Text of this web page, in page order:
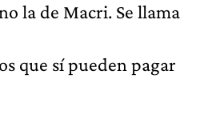
la de Macri. Se llama
que sí pueden pagar